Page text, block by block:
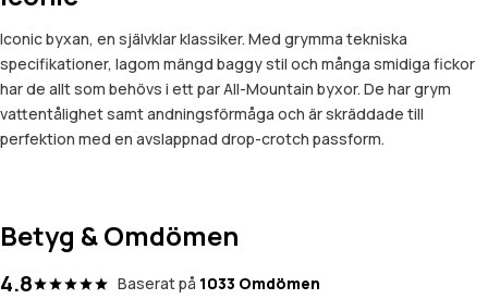
Iconic byxan, en självklar klassiker. Med grymma tekniska
specifikationer, lagom mängd baggy stil och många smidiga fickor
har de allt som behövs i ett par All-Mountain byxor. De har grym
vattentålighet samt andningsförmåga och är skräddade till
perfektion med en avslappnad drop-crotch passform.
Betyg & Omdömen
4.8 Baserat på 1033 Omdömen